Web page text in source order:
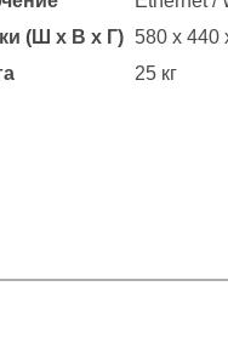
(Ш х В х Г) 580 x 440
25 кг